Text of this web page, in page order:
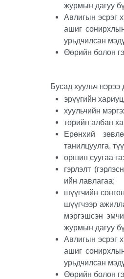
журмын дагуу
Авлигын эсрэг
ашиг
урьдчилсан
Өөрийн болон
Бусад хуульч
эрүүгийн
хуульчийн
төрийн албан
Ерөнхий
танилцуулга,
оршин суугаа
гэрлэлт
ийн лавлагаа;
шүүгчийн
шүүгчээр
мэргэшсэн
журмын дагуу
Авлигын эсрэг
ашиг
урьдчилсан
Өөрийн болон